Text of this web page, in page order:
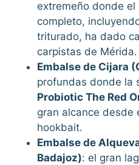
extremeño donde el
completo,
triturado, ha dado
carpistas de Mérida.
Embalse de Cijara
profundas donde la
Probiotic The Red
gran alcance desde
hookbait.
Embalse de
Badajoz): el gran